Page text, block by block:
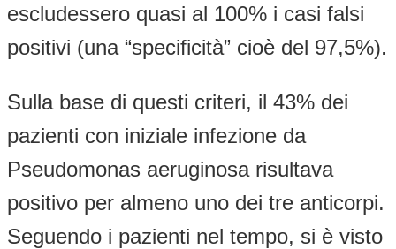
escludessero quasi al 100% i casi falsi
positivi (una “specificità” cioè del 97,5%).
Sulla base di questi criteri, il 43% dei
pazienti con iniziale infezione da
Pseudomonas aeruginosa risultava
positivo per almeno uno dei tre anticorpi.
Seguendo i pazienti nel tempo, si è visto